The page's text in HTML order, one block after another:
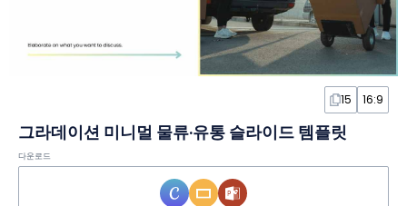
15 16:9
그라데이션 미니멀 물류·유통 슬라이드 템플릿
다운로드